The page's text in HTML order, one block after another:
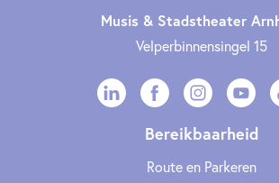
Musis & Stadstheater
Velperbinnensingel 15
Bereikbaarheid
Route en Parkeren